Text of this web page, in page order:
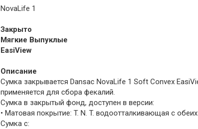
NovaLife 1
Закрыто
Мягкие Выпуклые
EasiView
Описание
Сумка закрывается Dansac NovaLife 1 Soft Convex
применяется для сбора фекалий.
Сумка в закрытый фонд, доступен в версии:
• Матовая покрытие: T. N. T. водоотталкивающая с
Сумка с: